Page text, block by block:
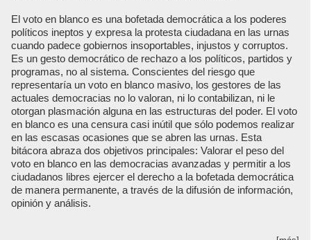
El voto en blanco es una bofetada democrática a los poderes
políticos ineptos y expresa la protesta ciudadana en las urnas
cuando padece gobiernos insoportables, injustos y corruptos.
Es un gesto democrático de rechazo a los políticos, partidos y
programas, no al sistema. Conscientes del riesgo que
representaría un voto en blanco masivo, los gestores de las
actuales democracias no lo valoran, ni lo contabilizan, ni le
otorgan plasmación alguna en las estructuras del poder. El voto
en blanco es una censura casi inútil que sólo podemos realizar
en las escasas ocasiones que se abren las urnas. Esta
bitácora abraza dos objetivos principales: Valorar el peso del
voto en blanco en las democracias avanzadas y permitir a los
ciudadanos libres ejercer el derecho a la bofetada democrática
de manera permanente, a través de la difusión de información,
opinión y análisis.